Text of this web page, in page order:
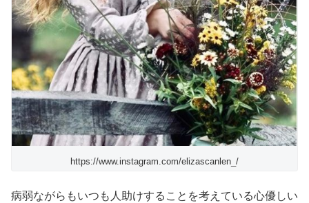
https://www.instagram.com/elizascanlen_/
病弱ながらもいつも人助けすることを考えている心優しい